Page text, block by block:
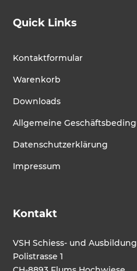
Quick Links
Kontaktformular
Warenkorb
Downloads
Allgemeine
Datenschutzerklärung
Impressum
Kontakt
VSH Schiess- und
Polistrasse 1